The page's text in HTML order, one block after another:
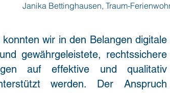
Janika Bettinghausen, Traum-
wir in den Belangen digitale
gewährgeleistete, rechtssichere
auf effektive und qualitativ
werden. Der Anspruch